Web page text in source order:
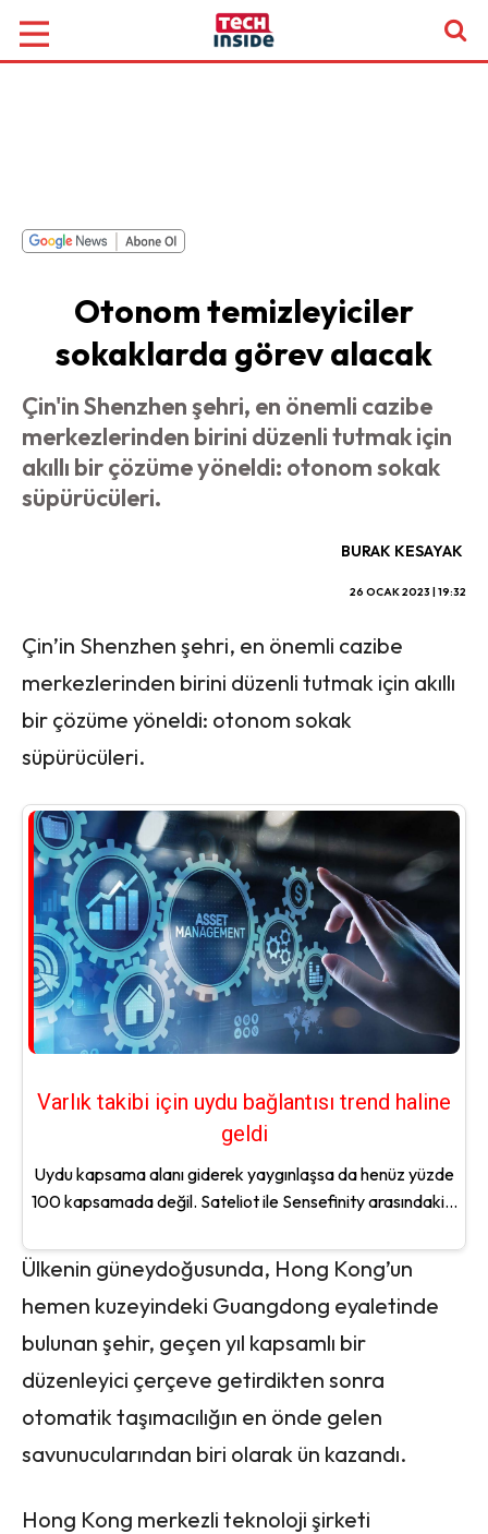
Otonom temizleyiciler
sokaklarda görev alacak
Çin'in Shenzhen şehri, en önemli cazibe
merkezlerinden birini düzenli tutmak için
akıllı bir çözüme yöneldi: otonom sokak
süpürücüleri.
BURAK KESAYAK
26 OCAK 2023 | 19:32
Çin’in Shenzhen şehri, en önemli cazibe
merkezlerinden birini düzenli tutmak için akıllı
bir çözüme yöneldi: otonom sokak
süpürücüleri.
Varlık takibi için uydu bağlantısı trend haline
geldi
Uydu kapsama alanı giderek yaygınlaşsa da henüz yüzde
100 kapsamada değil. Sateliot ile Sensefinity arasındaki...
Ülkenin güneydoğusunda, Hong Kong’un
hemen kuzeyindeki Guangdong eyaletinde
bulunan şehir, geçen yıl kapsamlı bir
düzenleyici çerçeve getirdikten sonra
otomatik taşımacılığın en önde gelen
savunucularından biri olarak ün kazandı.
Hong Kong merkezli teknoloji şirketi